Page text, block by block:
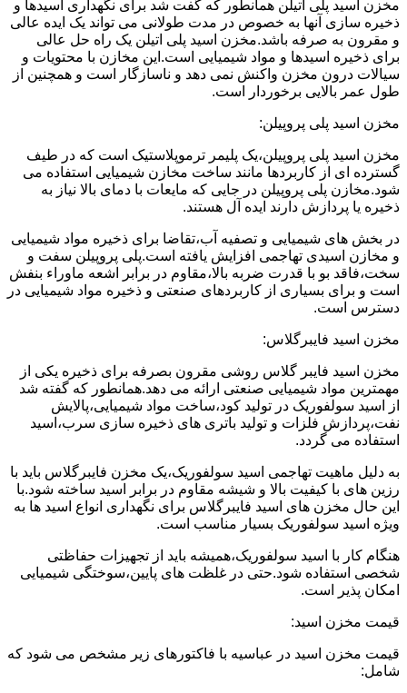
مخزن اسید پلی اتیلن همانطور که گفت شد برای نگهداری اسیدها و
ذخیره سازی آنها به خصوص در مدت طولانی می تواند یک ایده عالی
و مقرون به صرفه باشد.مخزن اسید پلی اتیلن یک راه حل عالی
برای ذخیره اسیدها و مواد شیمیایی است.این مخازن با محتویات و
سیالات درون مخزن واکنش نمی دهد و ناسازگار است و همچنین از
طول عمر بالایی برخوردار است.
مخزن اسید پلی پروپیلن:
مخزن اسید پلی پروپیلن،یک پلیمر ترموپلاستیک است که در طیف
گسترده ای از کاربردها مانند ساخت مخازن شیمیایی استفاده می
شود.مخازن پلی پروپیلن در جایی که مایعات با دمای بالا نیاز به
ذخیره یا پردازش دارند ایده آل هستند.
در بخش های شیمیایی و تصفیه آب،تقاضا برای ذخیره مواد شیمیایی
و مخازن اسیدی تهاجمی افزایش یافته است.پلی پروپیلن سفت و
سخت،فاقد بو با قدرت ضربه بالا،مقاوم در برابر اشعه ماوراء بنفش
است و برای بسیاری از کاربردهای صنعتی و ذخیره مواد شیمیایی در
دسترس است.
مخزن اسید فایبرگلاس:
مخزن اسید فایبر گلاس روشی مقرون بصرفه برای ذخیره یکی از
مهمترین مواد شیمیایی صنعتی ارائه می دهد.همانطور که گفته شد
از اسید سولفوریک در تولید کود،ساخت مواد شیمیایی،پالایش
نفت،پردازش فلزات و تولید باتری های ذخیره سازی سرب،اسید
استفاده می گردد.
به دلیل ماهیت تهاجمی اسید سولفوریک،یک مخزن فایبرگلاس باید با
رزین های با کیفیت بالا و شیشه مقاوم در برابر اسید ساخته شود.با
این حال مخزن های اسید فایبرگلاس برای نگهداری انواع اسید ها به
ویژه اسید سولفوریک بسیار مناسب است.
هنگام کار با اسید سولفوریک،همیشه باید از تجهیزات حفاظتی
شخصی استفاده شود.حتی در غلظت های پایین،سوختگی شیمیایی
امکان پذیر است.
قیمت مخزن اسید:
قیمت مخزن اسید در عباسیه با فاکتورهای زیر مشخص می شود که
شامل: